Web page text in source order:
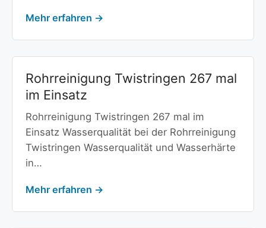
Mehr erfahren →
Rohrreinigung Twistringen 267 mal
im Einsatz
Rohrreinigung Twistringen 267 mal im
Einsatz Wasserqualität bei der Rohrreinigung
Twistringen Wasserqualität und Wasserhärte
in…
Mehr erfahren →